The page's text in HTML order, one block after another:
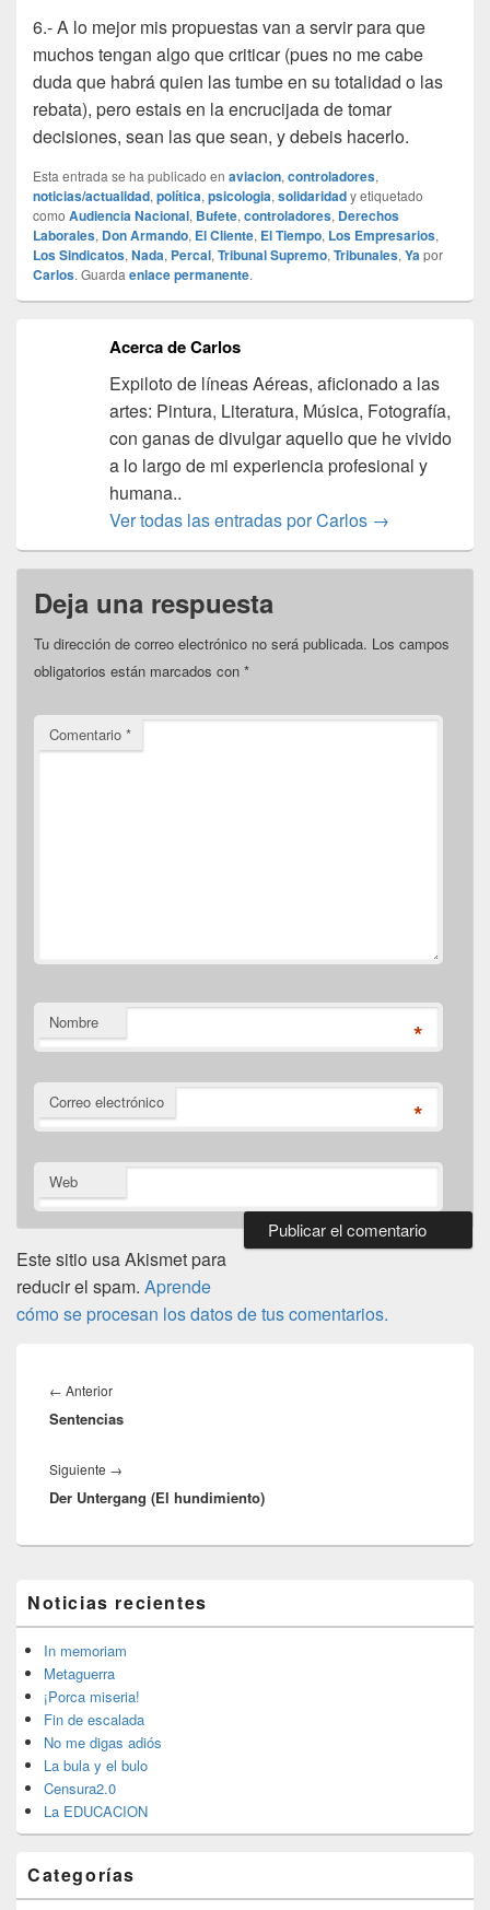
6.- A lo mejor mis propuestas van a servir para que
muchos tengan algo que criticar (pues no me cabe
duda que habrá quien las tumbe en su totalidad o las
rebata), pero estais en la encrucijada de tomar
decisiones, sean las que sean, y debeis hacerlo.
Esta entrada se ha publicado en aviacion, controladores,
noticias/actualidad, política, psicologia, solidaridady etiquetado
como Audiencia Nacional, Bufete, controladores, Derechos
Laborales, Don Armando, El Cliente, El Tiempo, Los Empresarios,
Los Sindicatos, Nada, Percal, Tribunal Supremo, Tribunales, Yapor
Carlos. Guarda enlace permanente.
Acerca de Carlos
Expiloto de líneas Aéreas, aficionado a las
artes: Pintura, Literatura, Música, Fotografía,
con ganas de divulgar aquello que he vivido
a lo largo de mi experiencia profesional y
humana..
Ver todas las entradas por Carlos →
Deja una respuesta
Tu dirección de correo electrónico no será publicada. Los campos
obligatorios están marcados con *
Comentario *
Nombre *
Correo electrónico *
Web
Este sitio usa Akismet para
reducir el spam. Aprende
cómo se procesan los datos de tus comentarios.
de
entradas
← AnteriorEntrada
anterior:
Sentencias
Siguiente →
siguiente:
Der Untergang (El hundimiento)
área
de
widget
barra
lateral
primaria
Noticias recientes
In memoriam
Metaguerra
¡Porca miseria!
Fin de escalada
No me digas adiós
La bula y el bulo
Censura2.0
La EDUCACION
Categorías